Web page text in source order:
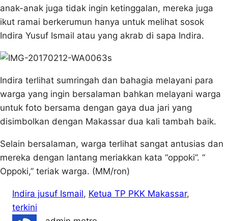
anak-anak juga tidak ingin ketinggalan, mereka juga
ikut ramai berkerumun hanya untuk melihat sosok
Indira Yusuf Ismail atau yang akrab di sapa Indira.
s
Indira terlihat sumringah dan bahagia melayani para
warga yang ingin bersalaman bahkan melayani warga
untuk foto bersama dengan gaya dua jari yang
disimbolkan dengan Makassar dua kali tambah baik.
Selain bersalaman, warga terlihat sangat antusias dan
mereka dengan lantang meriakkan kata “oppoki”. “
Oppoki,” teriak warga. (MM/ron)
Indira jusuf Ismail, Ketua TP PKK Makassar
terkini